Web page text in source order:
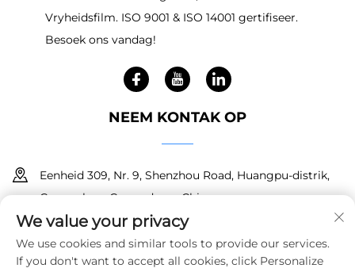
Vryheidsfilm. ISO 9001 & ISO 14001 gertifiseer.
Besoek ons vandag!
NEEM KONTAK OP
Eenheid 309, Nr. 9, Shenzhou Road, Huangpu-distrik,
Guangzhou, Guangdong, China
+86 18150601728
[email protected]
We value your privacy
We use cookies and similar tools to provide our services.
If you don't want to accept all cookies, click Personalize